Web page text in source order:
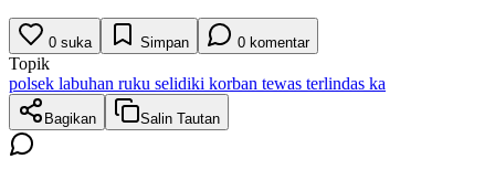
0 suka Simpan 0 komentar
Topik
polsek labuhan ruku selidiki korban tewas terlindas ka
Bagikan Salin Tautan